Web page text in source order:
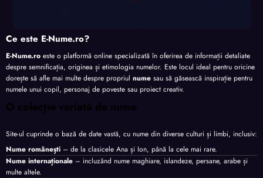
Ce este E-Nume.ro?
E-Nume.ro este o platformă online specializată în oferirea de informații detaliate
despre semnificația, originea și etimologia numelor. Este locul ideal pentru oricine
dorește să afle mai multe despre propriul nume sau să găsească inspirație pentru
numele unui copil, personaj de poveste sau proiect creativ.
O colecție variată de nume
Site-ul cuprinde o bază de date vastă, cu nume din diverse culturi și limbi, inclusiv:
Nume românești – de la clasicele Ana și Ion, până la cele mai rare.
Nume internaționale – incluzând nume maghiare, islandeze, persane, arabe și
multe altele.